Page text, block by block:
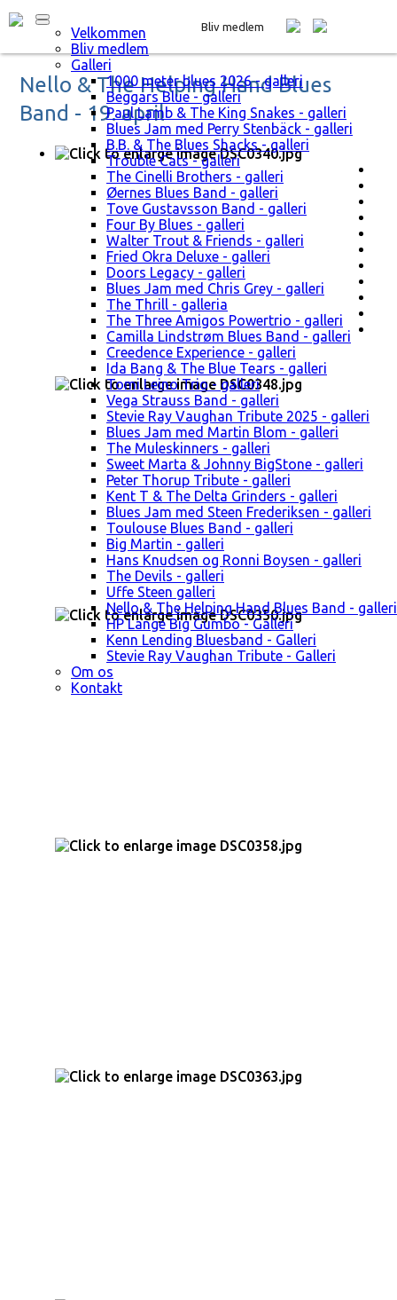
Bliv medlem
Velkommen
Bliv medlem
Galleri
1000 meter blues 2026 - galleri
Beggars Blue - galleri
Paul Lamb & The King Snakes - galleri
Blues Jam med Perry Stenbäck - galleri
B.B. & The Blues Shacks - galleri
Trouble Cats - galleri
The Cinelli Brothers - galleri
Øernes Blues Band - galleri
Tove Gustavsson Band - galleri
Four By Blues - galleri
Walter Trout & Friends - galleri
Fried Okra Deluxe - galleri
Doors Legacy - galleri
Blues Jam med Chris Grey - galleri
The Thrill - galleria
The Three Amigos Powertrio - galleri
Camilla Lindstrøm Blues Band - galleri
Creedence Experience - galleri
Ida Bang & The Blue Tears - galleri
Tomi Leino Trio - galleri
Vega Strauss Band - galleri
Stevie Ray Vaughan Tribute 2025 - galleri
Blues Jam med Martin Blom - galleri
The Muleskinners - galleri
Sweet Marta & Johnny BigStone - galleri
Peter Thorup Tribute - galleri
Kent T & The Delta Grinders - galleri
Blues Jam med Steen Frederiksen - galleri
Toulouse Blues Band - galleri
Big Martin - galleri
Hans Knudsen og Ronni Boysen - galleri
The Devils - galleri
Uffe Steen galleri
Nello & The Helping Hand Blues Band - galleri
HP Lange Big Gumbo - Galleri
Kenn Lending Bluesband - Galleri
Stevie Ray Vaughan Tribute - Galleri
Om os
Kontakt
Nello & The Helping Hand Blues
Band - 19. april